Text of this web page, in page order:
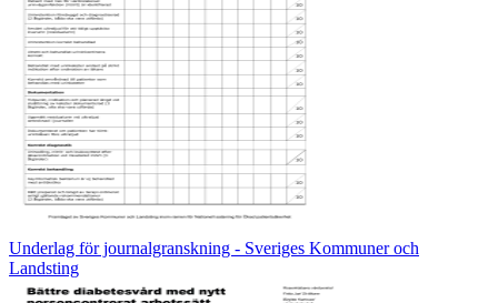
Underlag för journalgranskning - Sveriges Kommuner och
Landsting